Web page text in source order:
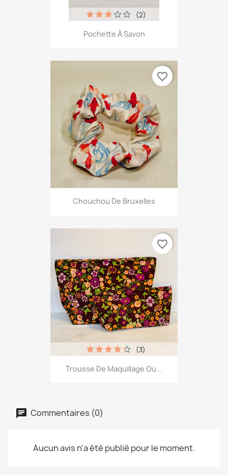
Pochette À Savon
(2)
Chouchou De Bruxelles
favorite_border
Trousse De Maquillage Ou...
(3)
favorite_border
Commentaires (0)
Aucun avis n'a été publié pour le moment.